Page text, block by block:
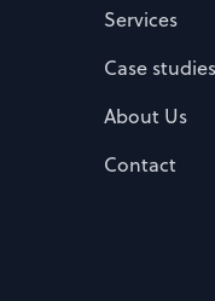
Services
Case studies
About Us
Contact